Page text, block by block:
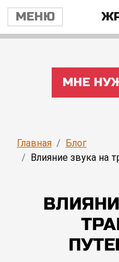
МЕНЮ
МНЕ
Главная
Блог
Влияние звука на